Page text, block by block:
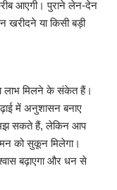
आएगी। पुराने लेन-देन
खरीदने या किसी बड़ी
लाभ मिलने के संकेत हैं।
पढ़ाई में अनुशासन बनाए
सकते हैं, लेकिन आप
को सुकून मिलेगा।
बढ़ाएगा और धन से